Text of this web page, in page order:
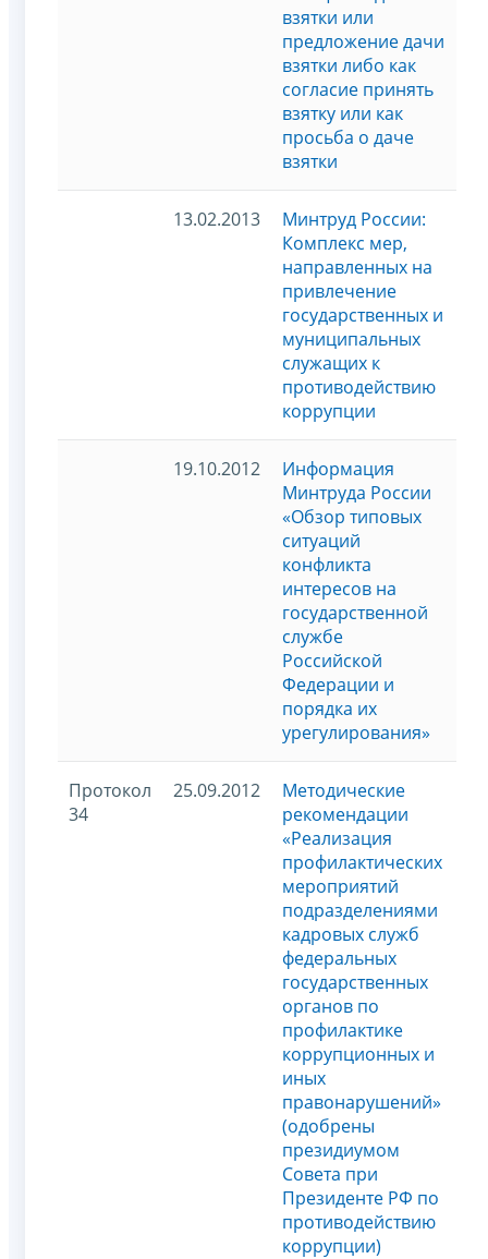
взятки или
предложение дачи
взятки либо как
согласие принять
взятку или как
просьба о даче
взятки
13.02.2013
Минтруд России:
Комплекс мер,
направленных на
привлечение
государственных и
муниципальных
служащих к
противодействию
коррупции
19.10.2012
Информация
Минтруда России
«Обзор типовых
ситуаций
конфликта
интересов на
государственной
службе
Российской
Федерации и
порядка их
урегулирования»
Протокол
34
25.09.2012
Методические
рекомендации
«Реализация
профилактических
мероприятий
подразделениями
кадровых служб
федеральных
государственных
органов по
профилактике
коррупционных и
иных
правонарушений»
(одобрены
президиумом
Совета при
Президенте РФ по
противодействию
коррупции)